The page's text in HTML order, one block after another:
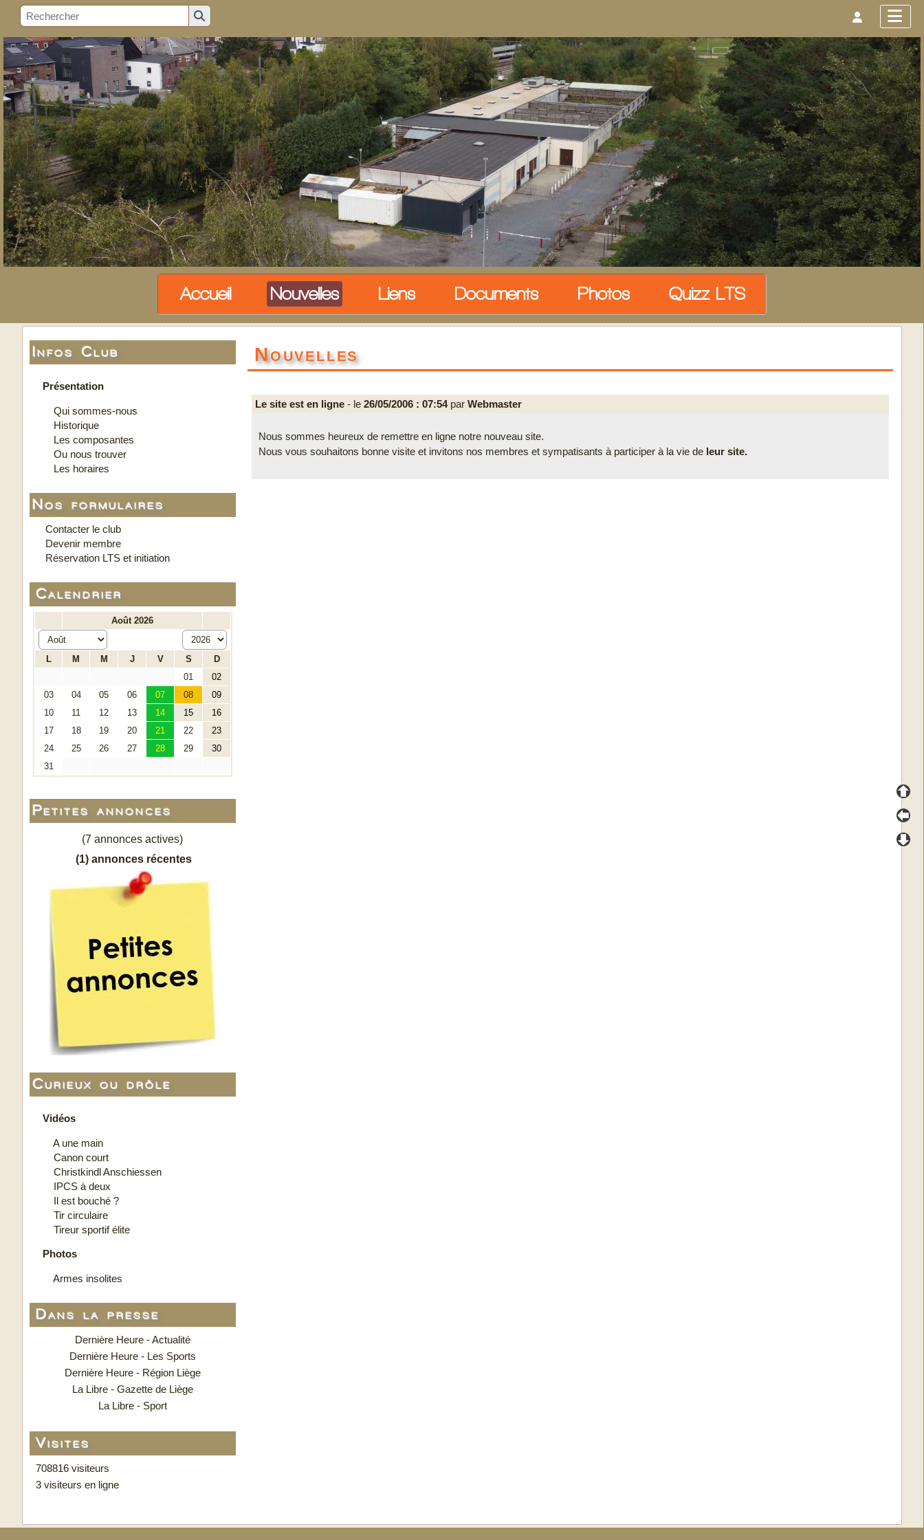
Accueil Nouvelles Liens Documents Photos Quizz LTS
Infos Club
Présentation
Qui sommes-nous
Historique
Les composantes
Ou nous trouver
Les horaires
Nos formulaires
Contacter le club
Devenir membre
Réservation LTS et initiation
Calendrier
Petites annonces
(7 annonces actives)
(1) annonces récentes
Curieux ou drôle
Vidéos
A une main
Canon court
Christkindl Anschiessen
IPCS à deux
Il est bouché ?
Tir circulaire
Tireur sportif élite
Photos
Armes insolites
Dans la presse
Dernière Heure - Actualité
Dernière Heure - Les Sports
Dernière Heure - Région Liège
La Libre - Gazette de Liège
La Libre - Sport
Visites
708816 visiteurs
3 visiteurs en ligne
Nouvelles
Le site est en ligne - le 26/05/2006 : 07:54par Webmaster
Nous sommes heureux de remettre en ligne notre nouveau site.
Nous vous souhaitons bonne visite et invitons nos membres et sympatisants à participer à la vie de leur site.